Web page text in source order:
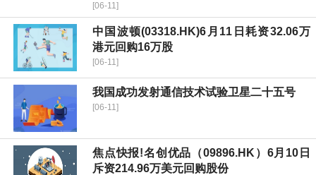
[06-11]
中国波顿(03318.HK)6月11日耗资32.06万
港元回购16万股
[06-11]
我国成功发射通信技术试验卫星二十五号
[06-11]
焦点快报!名创优品（09896.HK）6月10日
斥资214.96万美元回购股份